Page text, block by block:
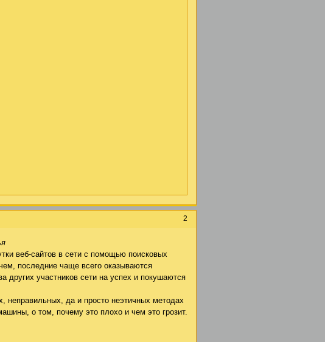
2
веб-сайтов в сети с помощью поисковых
последние чаще всего оказываются
участников сети на успех и покушаются
неправильных, да и просто неэтичных методах
о том, почему это плохо и чем это грозит.